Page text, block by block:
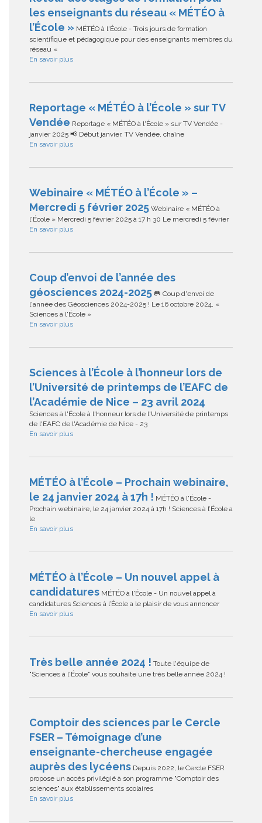
les enseignants du réseau « MÉTÉO à
l’École » MÉTÉO à l'École - Trois jours de formation
scientifique et pédagogique pour des enseignants membres du
réseau «
En savoir plus
Reportage « MÉTÉO à l’École » sur TV
Vendée Reportage « MÉTÉO à l'École » sur TV Vendée -
janvier 2025 📢 Début janvier, TV Vendée, chaîne
En savoir plus
Webinaire « MÉTÉO à l’École » –
Mercredi 5 février 2025 Webinaire « MÉTÉO à
l'École » Mercredi 5 février 2025 à 17 h 30 Le mercredi 5 février
En savoir plus
Coup d’envoi de l’année des
géosciences 2024-2025 🥅 Coup d'envoi de
l'année des Géosciences 2024-2025 ! Le 16 octobre 2024, «
Sciences à l'École »
En savoir plus
Sciences à l’École à l’honneur lors de
l’Université de printemps de l’EAFC de
l’Académie de Nice – 23 avril 2024
Sciences à l'École à l'honneur lors de l'Université de printemps
de l'EAFC de l'Académie de Nice - 23
En savoir plus
MÉTÉO à l’École – Prochain webinaire,
le 24 janvier 2024 à 17h ! MÉTÉO à l'École -
Prochain webinaire, le 24 janvier 2024 à 17h ! Sciences à l’École a
le
En savoir plus
MÉTÉO à l’École – Un nouvel appel à
candidatures MÉTÉO à l'École - Un nouvel appel à
candidatures Sciences à l’École a le plaisir de vous annoncer
En savoir plus
Très belle année 2024 ! Toute l'équipe de
"Sciences à l'École" vous souhaite une très belle année 2024 !
Comptoir des sciences par le Cercle
FSER – Témoignage d’une
enseignante-chercheuse engagée
auprès des lycéens Depuis 2022, le Cercle FSER
propose un accès privilégié à son programme "Comptoir des
sciences" aux établissements scolaires
En savoir plus